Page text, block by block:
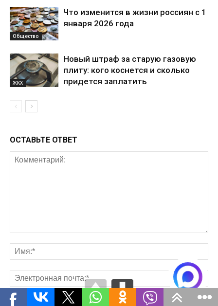
Общество
Что изменится в жизни россиян с 1
января 2026 года
ЖКХ
Новый штраф за старую газовую
плиту: кого коснется и сколько
придется заплатить
ОСТАВЬТЕ ОТВЕТ